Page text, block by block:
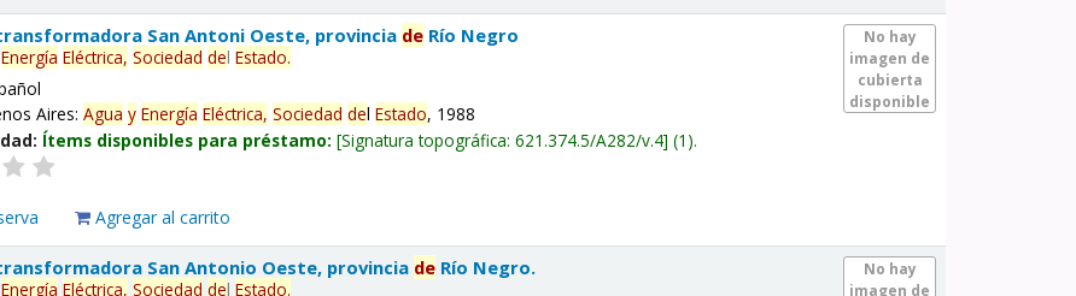
No hay
imagen de
cubierta
disponible
San Antoni Oeste, provincia de Río Negro
Energía Eléctrica, Sociedad delEstado.
Aires:Agua y Energía Eléctrica, Sociedad delEstado, 1988
Ítems disponibles para préstamo: Signatura topográfica:621.374.5/A282/v.4 (1).
Agregar al carrito
No hay
imagen de
San Antonio Oeste, provincia de Río Negro.
Energía Eléctrica, Sociedad delEstado.